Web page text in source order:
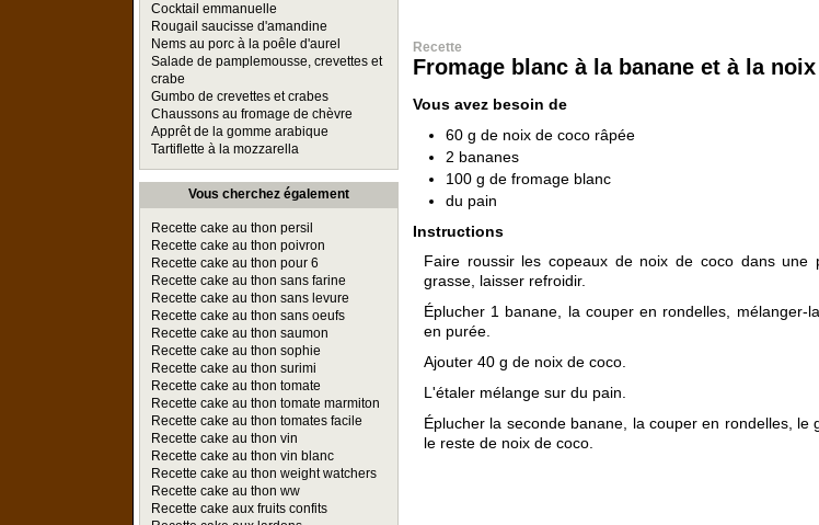
Cocktail emmanuelle
Rougail saucisse d'amandine
Nems au porc à la poêle d'aurel
Salade de pamplemousse, crevettes et
crabe
Gumbo de crevettes et crabes
Chaussons au fromage de chèvre
Apprêt de la gomme arabique
Tartiflette à la mozzarella
Vous cherchez également
Recette cake au thon persil
Recette cake au thon poivron
Recette cake au thon pour 6
Recette cake au thon sans farine
Recette cake au thon sans levure
Recette cake au thon sans oeufs
Recette cake au thon saumon
Recette cake au thon sophie
Recette cake au thon surimi
Recette cake au thon tomate
Recette cake au thon tomate marmiton
Recette cake au thon tomates facile
Recette cake au thon vin
Recette cake au thon vin blanc
Recette cake au thon weight watchers
Recette cake au thon ww
Recette cake aux fruits confits
Recette
Fromage blanc à la banane et à la
Vous avez besoin de
60 g de noix de coco râpée
2 bananes
100 g de fromage blanc
du pain
Instructions
Faire roussir les copeaux de noix de coco dans une
grasse, laisser refroidir.
Éplucher 1 banane, la couper en rondelles, mélanger-
en purée.
Ajouter 40 g de noix de coco.
L'étaler mélange sur du pain.
Éplucher la seconde banane, la couper en rondelles, le
le reste de noix de coco.